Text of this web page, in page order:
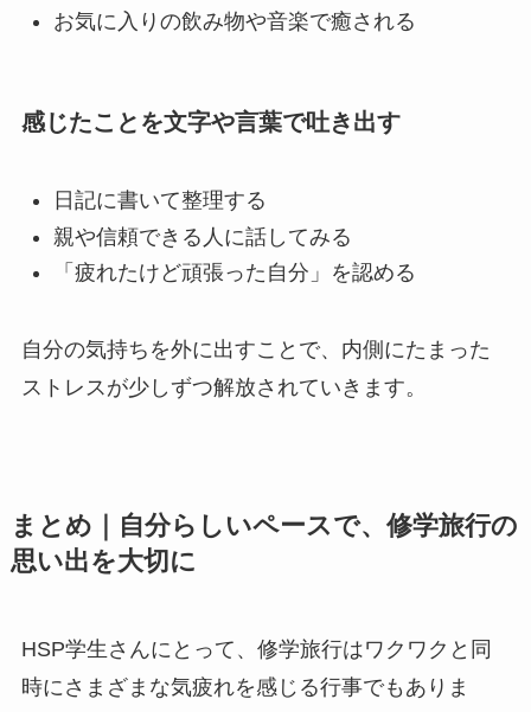
お気に入りの飲み物や音楽で癒される
感じたことを文字や言葉で吐き出す
日記に書いて整理する
親や信頼できる人に話してみる
「疲れたけど頑張った自分」を認める
自分の気持ちを外に出すことで、内側にたまった
ストレスが少しずつ解放されていきます。
まとめ｜自分らしいペースで、修学旅行の
思い出を大切に
HSP学生さんにとって、修学旅行はワクワクと同
時にさまざまな気疲れを感じる行事でもありま